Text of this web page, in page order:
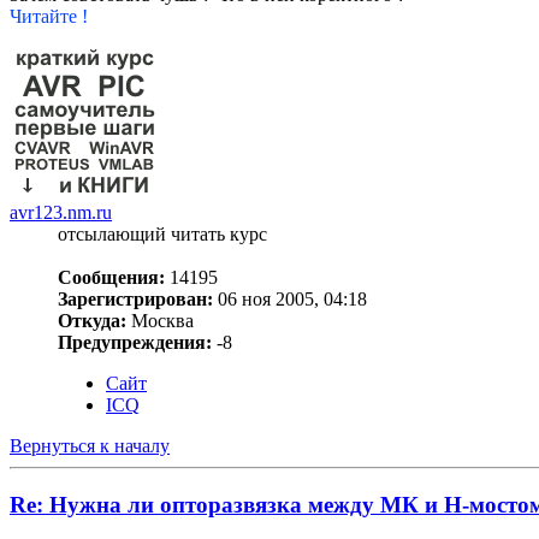
Читайте !
avr123.nm.ru
отсылающий читать курс
Сообщения: 14195
Зарегистрирован: 06 ноя 2005, 04:18
Откуда: Москва
Предупреждения: -8
Сайт
ICQ
Вернуться к началу
Re: Нужна ли опторазвязка между МК и Н-